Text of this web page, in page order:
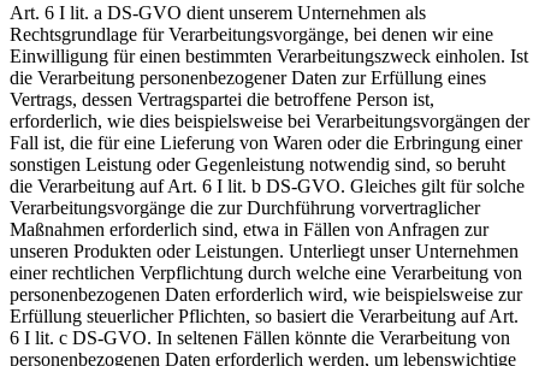
Art. 6 I lit. a DS-GVO dient unserem Unternehmen als
Rechtsgrundlage für Verarbeitungsvorgänge, bei denen wir eine
Einwilligung für einen bestimmten Verarbeitungszweck einholen. Ist
die Verarbeitung personenbezogener Daten zur Erfüllung eines
Vertrags, dessen Vertragspartei die betroffene Person ist,
erforderlich, wie dies beispielsweise bei Verarbeitungsvorgängen der
Fall ist, die für eine Lieferung von Waren oder die Erbringung einer
sonstigen Leistung oder Gegenleistung notwendig sind, so beruht
die Verarbeitung auf Art. 6 I lit. b DS-GVO. Gleiches gilt für solche
Verarbeitungsvorgänge die zur Durchführung vorvertraglicher
Maßnahmen erforderlich sind, etwa in Fällen von Anfragen zur
unseren Produkten oder Leistungen. Unterliegt unser Unternehmen
einer rechtlichen Verpflichtung durch welche eine Verarbeitung von
personenbezogenen Daten erforderlich wird, wie beispielsweise zur
Erfüllung steuerlicher Pflichten, so basiert die Verarbeitung auf Art.
6 I lit. c DS-GVO. In seltenen Fällen könnte die Verarbeitung von
personenbezogenen Daten erforderlich werden, um lebenswichtige